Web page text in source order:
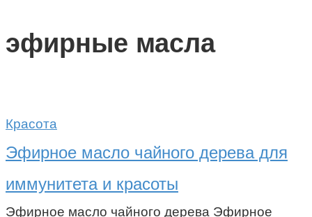
эфирные масла
Красота
Эфирное масло чайного дерева для
иммунитета и красоты
Эфирное масло чайного дерева Эфирное